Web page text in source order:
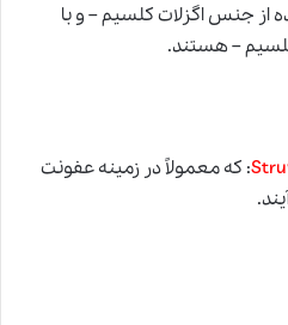
جنس اگزلات کلسیم – و با
– هستند.
: که معمولاً در زمینه عفونت